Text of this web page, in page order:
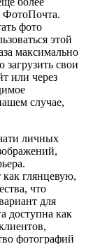
ФотоПочта.
фото
этой
максимально
загрузить свои
или через
случае,
личных
глянцевую,
что
для
доступна как
фотографий